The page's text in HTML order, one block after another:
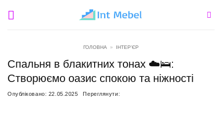
ГОЛОВНА » ІНТЕР'ЄР
Спальня в блакитних тонах ☁️🛌:
Створюємо оазис спокою та ніжності
Опубліковано: 22.05.2025 Переглянути: